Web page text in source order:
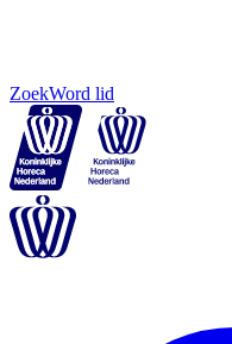
ZoekWord lid